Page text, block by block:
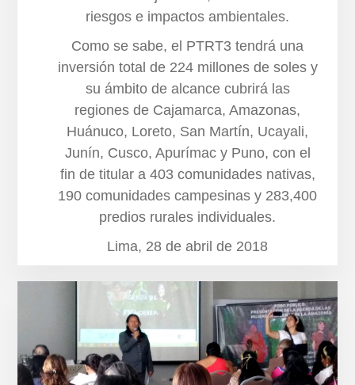
riesgos e impactos ambientales.
Como se sabe, el PTRT3 tendrá una
inversión total de 224 millones de soles y
su ámbito de alcance cubrirá las
regiones de Cajamarca, Amazonas,
Huánuco, Loreto, San Martín, Ucayali,
Junín, Cusco, Apurímac y Puno, con el
fin de titular a 403 comunidades nativas,
190 comunidades campesinas y 283,400
predios rurales individuales.
Lima, 28 de abril de 2018